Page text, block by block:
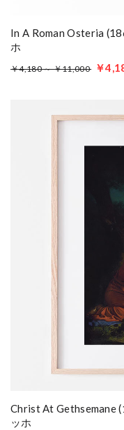
In A Roman Osteria
ホ
￥4,180 ～ ￥11,000 ￥
Christ At Gethsemane
ッホ